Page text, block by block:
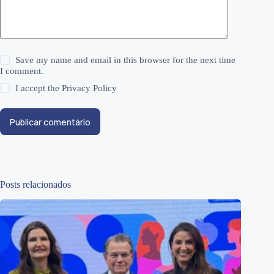
Save my name and email in this browser for the next time
I comment.
I accept thePrivacy Policy
Publicar comentário
Posts relacionados